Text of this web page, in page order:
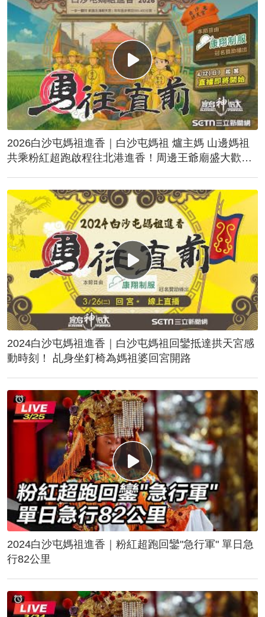
2026白沙屯媽祖進香｜白沙屯媽祖 爐主媽 山邊媽祖
共乘粉紅超跑啟程往北港進香！周邊王爺廟盛大歡
2024白沙屯媽祖進香｜白沙屯媽祖回鑾抵達拱天宮感
動時刻！ 乩身坐釘椅為媽祖婆回宮開路
2024白沙屯媽祖進香｜粉紅超跑回鑾"急行軍" 單日急
行82公里